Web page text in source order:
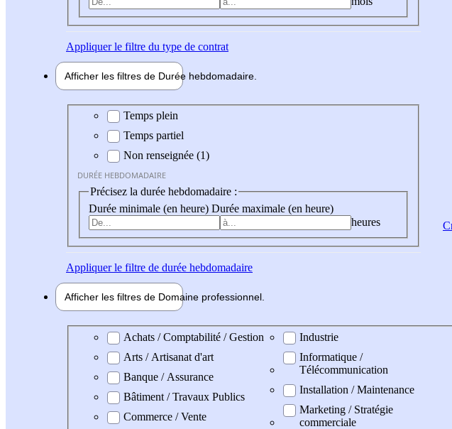
Appliquerle filtre du type de contrat
Afficher les filtres de Durée hebdomadaire
Durée hebdomadaire
Temps plein
Temps partiel
Non renseignée (1)
DURÉE HEBDOMADAIRE
Précisez la durée hebdomadaire :
Durée minimale (en heure) Durée maximale (en heure)
heures
Appliquerle filtre de durée hebdomadaire
Afficher les filtres de Domaine professionnel
Domaine professionel
Achats / Comptabilité / Gestion
Arts / Artisanat d'art
Banque / Assurance
Bâtiment / Travaux Publics
Commerce / Vente
Industrie
Informatique /
Télécommunication
Installation / Maintenance
Marketing / Stratégie
commerciale